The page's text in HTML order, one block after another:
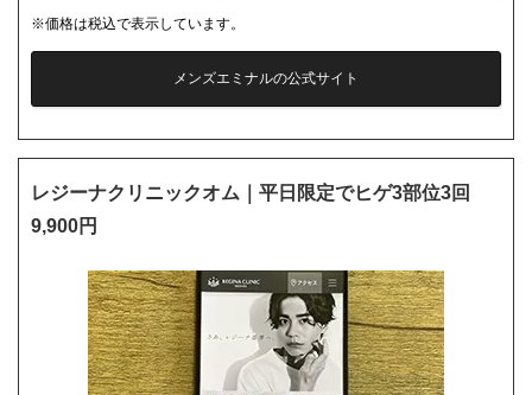
※価格は税込で表示しています。
メンズエミナルの公式サイト
レジーナクリニックオム｜平日限定でヒゲ3部位3回
9,900円